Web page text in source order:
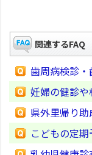
関連するFAQ
歯周病検診
妊婦の健診や
県外里帰り
こどもの定期